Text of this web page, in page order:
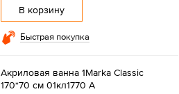
В корзину
Быстрая покупка
Акриловая ванна 1Marka Classic
170*70 см 01кл1770 А